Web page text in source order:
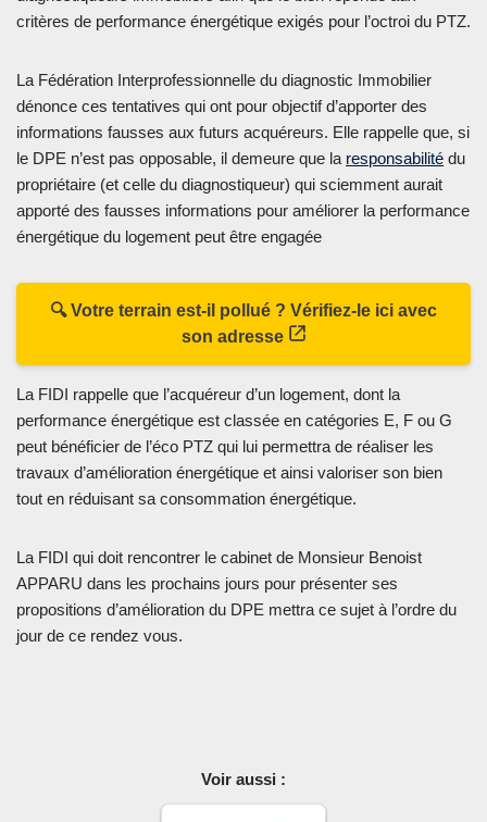
critères de performance énergétique exigés pour l’octroi du PTZ.
La Fédération Interprofessionnelle du diagnostic Immobilier
dénonce ces tentatives qui ont pour objectif d’apporter des
informations fausses aux futurs acquéreurs. Elle rappelle que, si
le DPE n’est pas opposable, il demeure que la responsabilité du
propriétaire (et celle du diagnostiqueur) qui sciemment aurait
apporté des fausses informations pour améliorer la performance
énergétique du logement peut être engagée
🔍 Votre terrain est-il pollué ? Vérifiez-le ici avec
son adresse
La FIDI rappelle que l’acquéreur d’un logement, dont la
performance énergétique est classée en catégories E, F ou G
peut bénéficier de l’éco PTZ qui lui permettra de réaliser les
travaux d’amélioration énergétique et ainsi valoriser son bien
tout en réduisant sa consommation énergétique.
La FIDI qui doit rencontrer le cabinet de Monsieur Benoist
APPARU dans les prochains jours pour présenter ses
propositions d’amélioration du DPE mettra ce sujet à l’ordre du
jour de ce rendez vous.
Voir aussi :